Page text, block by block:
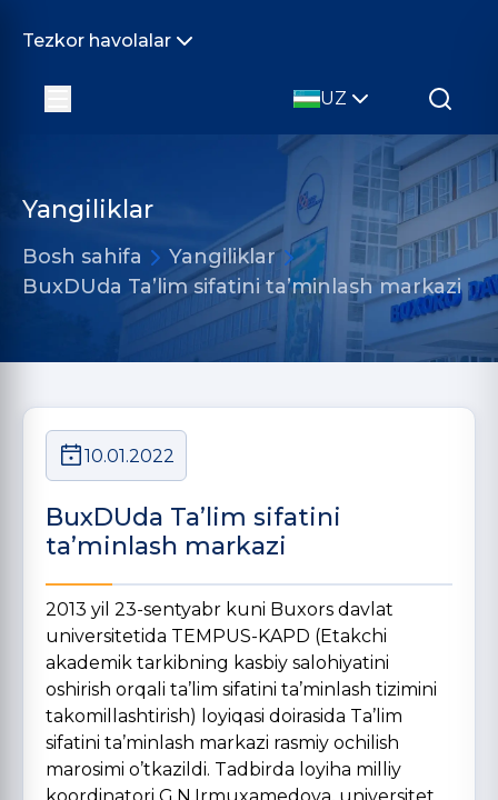
Tezkor havolalar
UZ
Yangiliklar
Bosh sahifa
Yangiliklar
BuxDUda Ta’lim sifatini ta’minlash markazi
10.01.2022
BuxDUda Ta’lim sifatini
ta’minlash markazi
2013 yil 23-sentyabr kuni Buxors davlat
universitetida TEMPUS-KAPD (Etakchi
akademik tarkibning kasbiy salohiyatini
oshirish orqali ta’lim sifatini ta’minlash tizimini
takomillashtirish) loyiqasi doirasida Ta’lim
sifatini ta’minlash markazi rasmiy ochilish
marosimi o’tkazildi. Tadbirda loyiha milliy